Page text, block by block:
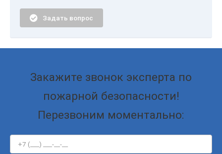
Задать вопрос
Закажите звонок эксперта по
пожарной безопасности!
Перезвоним моментально: